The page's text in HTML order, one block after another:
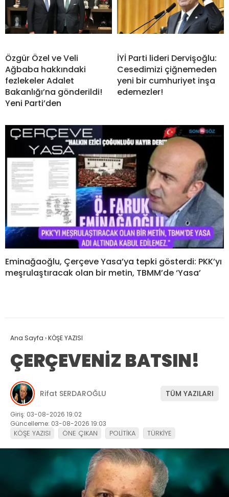
Özgür Özel ve Veli
Ağbaba hakkındaki
fezlekeler Adalet
Bakanlığı’na gönderildi!
Yeni Parti’den
İYİ Parti lideri Dervişoğlu:
Cesedimizi çiğnemeden
yeni bir cumhuriyet inşa
edemezler!
Eminağaoğlu, Çerçeve Yasa’ya tepki gösterdi: PKK’yı
meşrulaştıracak olan bir metin, TBMM’de ‘Yasa’
Ana Sayfa ›KÖŞE YAZISI
ÇERÇEVENİZ BATSIN!
Rifat SERDAROĞLU TÜM YAZILARI
Giriş: 03-08-2026 19:02
Güncelleme: 03-08-2026 19:03
KÖŞE YAZISI ÖNE ÇIKAN POLİTİKA TÜRKİYE